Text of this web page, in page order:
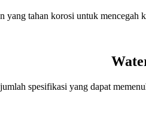
yang tahan korosi untuk mencegah
spesifikasi yang dapat